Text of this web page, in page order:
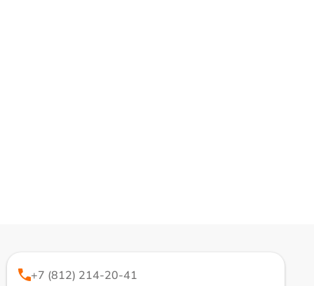
+7 (812) 214-20-41